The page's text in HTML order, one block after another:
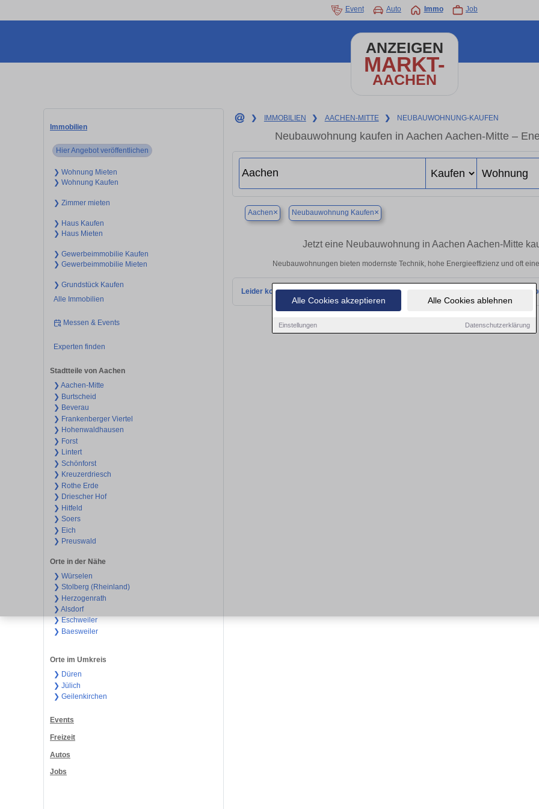
Alle Cookies akzeptieren Alle Cookies ablehnen
Einstellungen Datenschutzerklärung
Event Auto Immo Job
ANZEIGEN
MARKT-
AACHEN
Immobilien
Hier Angebot veröffentlichen
❯ Wohnung Mieten
❯ Wohnung Kaufen
❯ Zimmer mieten
❯ Haus Kaufen
❯ Haus Mieten
❯ Gewerbeimmobilie Kaufen
❯ Gewerbeimmobilie Mieten
❯ Grundstück Kaufen
Alle Immobilien
Messen & Events
Experten finden
Stadtteile von Aachen
❯ Aachen-Mitte
❯ Burtscheid
❯ Beverau
❯ Frankenberger Viertel
❯ Hohenwaldhausen
❯ Forst
❯ Lintert
❯ Schönforst
❯ Kreuzerdriesch
❯ Rothe Erde
❯ Driescher Hof
❯ Hitfeld
❯ Soers
❯ Eich
❯ Preuswald
Orte in der Nähe
❯ Würselen
❯ Stolberg (Rheinland)
❯ Herzogenrath
❯ Alsdorf
❯ Eschweiler
❯ Baesweiler
Orte im Umkreis
❯ Düren
❯ Jülich
❯ Geilenkirchen
Events
Freizeit
Autos
Jobs
❯ IMMOBILIEN ❯ AACHEN-MITTE ❯ NEUBAUWOHNUNG-KAUFEN
Neubauwohnung kaufen in Aachen Aachen-Mitte –
Aachen× Neubauwohnung Kaufen×
Jetzt eine Neubauwohnung in Aachen Aachen-Mitte
Neubauwohnungen bieten modernste Technik, hohe Energieeffizienz und oft
Leider konnten wir derzeit keine passenden Objekte finden. Schauen Sie bald wieder